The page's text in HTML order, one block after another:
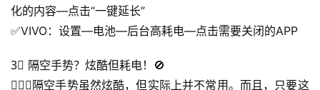
首
页
号
卡
化的内容—点击“一键延长”
✅VIVO：设置—电池—后台高耗电—点击需要关闭的APP
3⃣ 隔空手势？炫酷但耗电！🚫
🙆🏼‍♀隔空手势虽然炫酷，但实际上并不常用。而且，只要这